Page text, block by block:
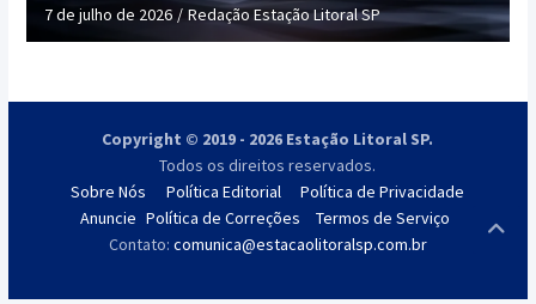
7 de julho de 2026 Redação Estação Litoral SP
Copyright © 2019 - 2026 Estação Litoral SP.
Todos os direitos reservados.
Sobre Nós
Anuncie
Política Editorial
Política de Correções
Política de Privacidade
Termos de Serviço
Contato: comunica@estacaolitoralsp.com.br